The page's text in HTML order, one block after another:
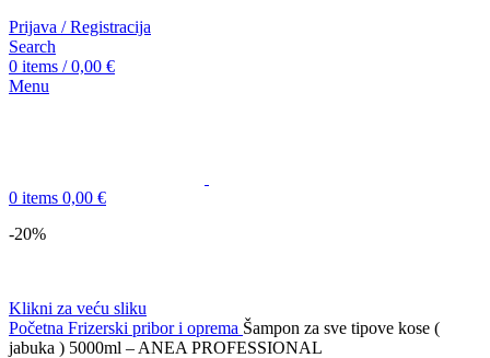
Prijava / Registracija
Search
0 items / 0,00 €
Menu
0 items 0,00 €
-20%
Klikni za veću sliku
Početna Frizerski pribor i oprema Šampon za sve tipove kose (
jabuka ) 5000ml – ANEA PROFESSIONAL